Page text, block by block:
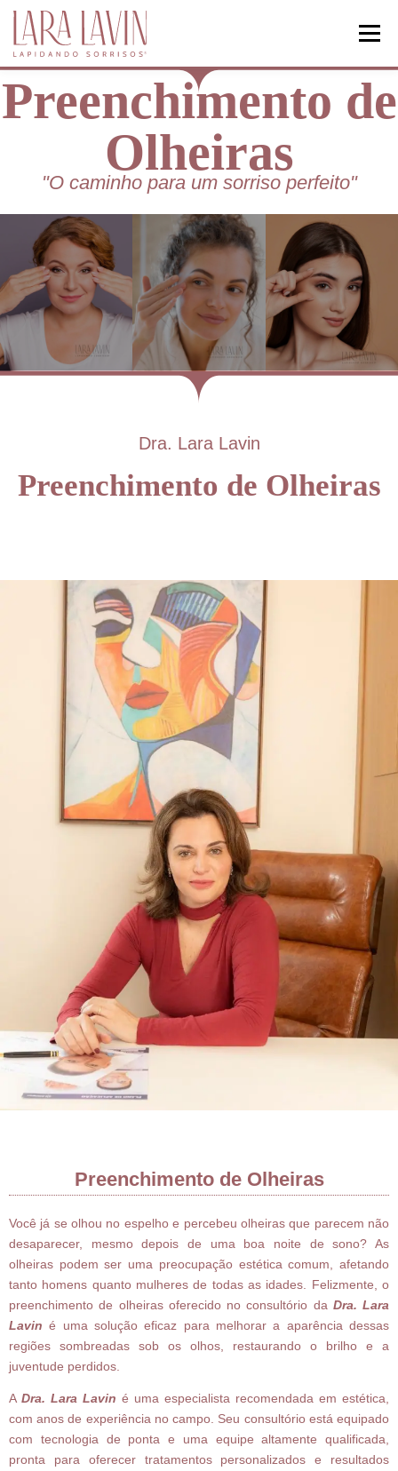
Menu
HOME ODONTOLOGIA
HARMONIZAÇÃO FACIAL ARTIGOS
Preenchimento de
Olheiras
"O caminho para um sorriso perfeito"
Dra. Lara Lavin
Preenchimento de Olheiras
Preenchimento de Olheiras
Você já se olhou no espelho e percebeu olheiras que parecem não
desaparecer, mesmo depois de uma boa noite de sono? As
olheiras podem ser uma preocupação estética comum, afetando
tanto homens quanto mulheres de todas as idades. Felizmente, o
preenchimento de olheiras oferecido no consultório da Dra. Lara
Lavin é uma solução eficaz para melhorar a aparência dessas
regiões sombreadas sob os olhos, restaurando o brilho e a
juventude perdidos.
A Dra. Lara Lavin é uma especialista recomendada em estética,
com anos de experiência no campo. Seu consultório está equipado
com tecnologia de ponta e uma equipe altamente qualificada,
pronta para oferecer tratamentos personalizados e resultados